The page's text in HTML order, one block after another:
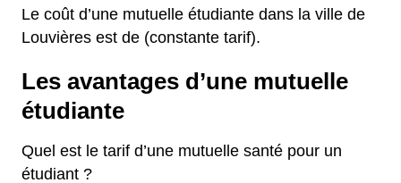
Le coût d’une mutuelle étudiante dans la ville de
Louvières est de (constante tarif).
Les avantages d’une mutuelle
étudiante
Quel est le tarif d’une mutuelle santé pour un
étudiant ?